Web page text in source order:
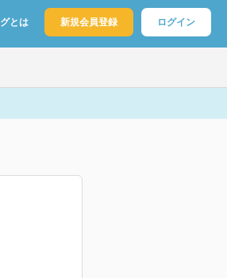
とは 新規会員登録 ログイン